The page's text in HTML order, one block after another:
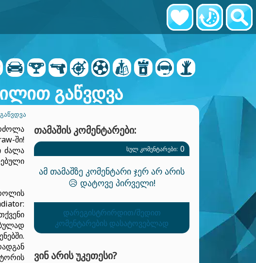
გაწვდვა
ში!
ძალა
ᲗᲐᲛᲐᲨᲘᲡ ᲙᲝᲛᲔᲜᲢᲐᲠᲔᲑᲘ:
ᲡᲣᲚ ᲙᲝᲛᲔᲜᲢᲐᲠᲔᲑᲘ: 0
ამ თამაშზე კომენტარი ჯერ არ არის
😥 დატოვე პირველი!
დარეგისტრირდით/შედით
კომენტარების დასატოვებლად
ᲕᲘᲜ ᲐᲠᲘᲡ ᲣᲙᲔᲗᲔᲡᲘ?